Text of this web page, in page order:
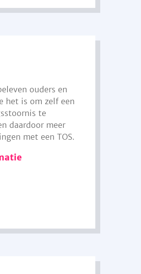
ouders en
het is om zelf een
te
daardoor meer
met een TOS.